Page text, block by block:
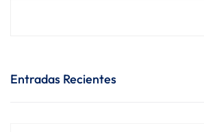
Entradas Recientes